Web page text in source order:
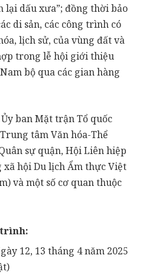
lại dấu xưa”; đồng thời bảo
di sản, các công trình có
lịch sử, của vùng đất và
trong lễ hội giới thiệu
bộ qua các gian hàng
ban Mặt trận Tổ quốc
tâm Văn hóa-Thể
sự quận, Hội Liên hiệp
hội Du lịch Ẩm thực Việt
và một số cơ quan thuộc
12, 13 tháng 4 năm 2025